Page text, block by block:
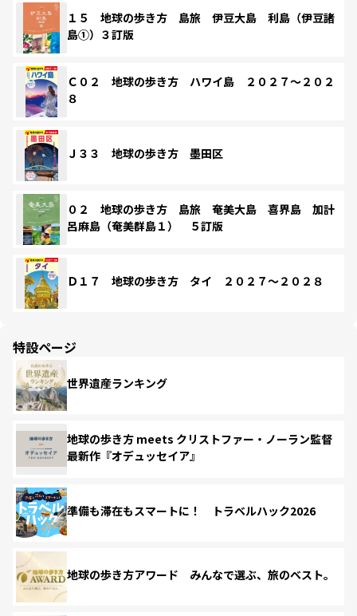
１５ 地球の歩き方 島旅 伊豆大島 利島（伊豆諸
島①）３訂版
Ｃ０２ 地球の歩き方 ハワイ島 ２０２７～２０２
８
Ｊ３３ 地球の歩き方 墨田区
０２ 地球の歩き方 島旅 奄美大島 喜界島 加計
呂麻島（奄美群島１） ５訂版
Ｄ１７ 地球の歩き方 タイ ２０２７～２０２８
特設ページ
世界遺産ランキング
地球の歩き方 meets クリストファー・ノーラン監督
最新作『オデュッセイア』
準備も滞在もスマートに！ トラベルハック2026
地球の歩き方アワード みんなで選ぶ、旅のベスト。